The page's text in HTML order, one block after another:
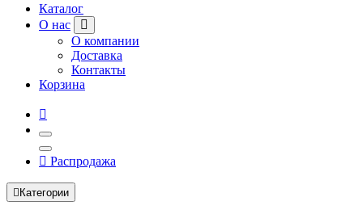
Каталог
О нас
О компании
Доставка
Контакты
Корзина
Распродажа
Категории